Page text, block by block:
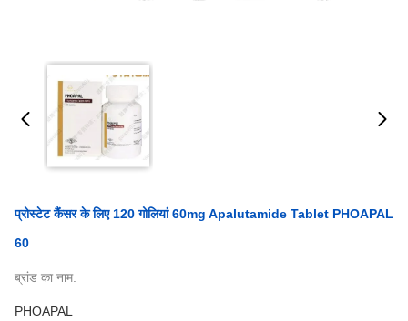
प्रोस्टेट कैंसर के लिए 120 गोलियां 60mg Apalutamide Tablet PHOAPAL
60
ब्रांड का नाम:
PHOAPAL